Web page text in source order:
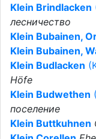
Klein Brindlacken
лесничество
Klein Bubainen,
Klein Bubainen,
Klein Budlacken
Höfe
Klein Budwethen
поселение
Klein Buttkuhnen